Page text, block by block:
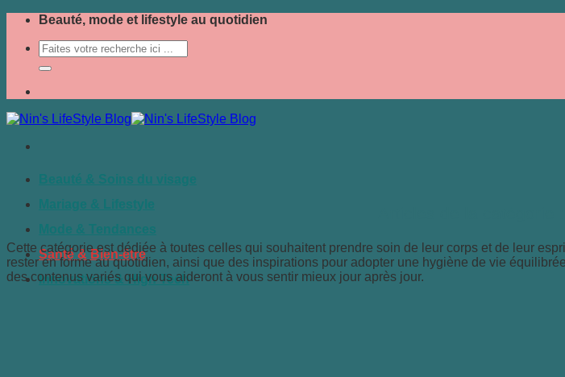
Passer
contenu
Beauté, mode et lifestyle au quotidien
Beauté & Soins du visage
Mariage & Lifestyle
Mode & Tendances
Santé & Bien-être
Innovations & High Tech
Cette catégorie est dédiée à toutes celles qui souhaitent prendre soin de leur corps et de leur
rester en forme au quotidien, ainsi que des inspirations pour adopter une hygiène de vie
des contenus variés qui vous aideront à vous sentir mieux jour après jour.